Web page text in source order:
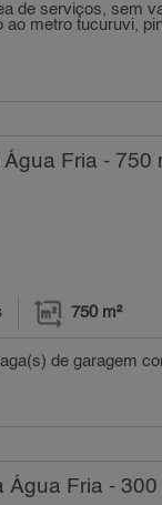
de serviços, sem
metro tucuruvi,
Fria - 750
750 m²
de garagem
Água Fria - 300